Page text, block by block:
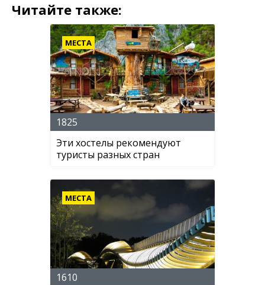
Читайте также:
МЕСТА
1825
Эти хостелы рекомендуют
туристы разных стран
МЕСТА
1610